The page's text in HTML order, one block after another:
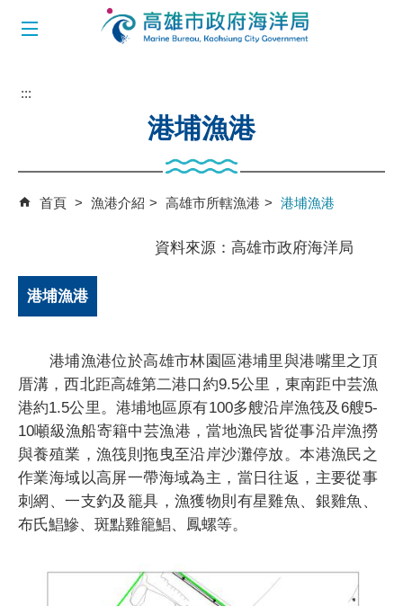
跳到主要內容區塊
:::
港埔漁港
首頁 漁港介紹 高雄市所轄漁港 港埔漁港
資料來源：高雄市政府海洋局
港埔漁港
港埔漁港位於高雄市林園區港埔里與港嘴里之頂
厝溝，西北距高雄第二港口約9.5公里，東南距中芸漁
港約1.5公里。港埔地區原有100多艘沿岸漁筏及6艘5-
10噸級漁船寄籍中芸漁港，當地漁民皆從事沿岸漁撈
與養殖業，漁筏則拖曳至沿岸沙灘停放。本港漁民之
作業海域以高屏一帶海域為主，當日往返，主要從事
刺網、一支釣及籠具，漁獲物則有星雞魚、銀雞魚、
布氏鯧鰺、斑點雞籠鯧、鳳螺等。